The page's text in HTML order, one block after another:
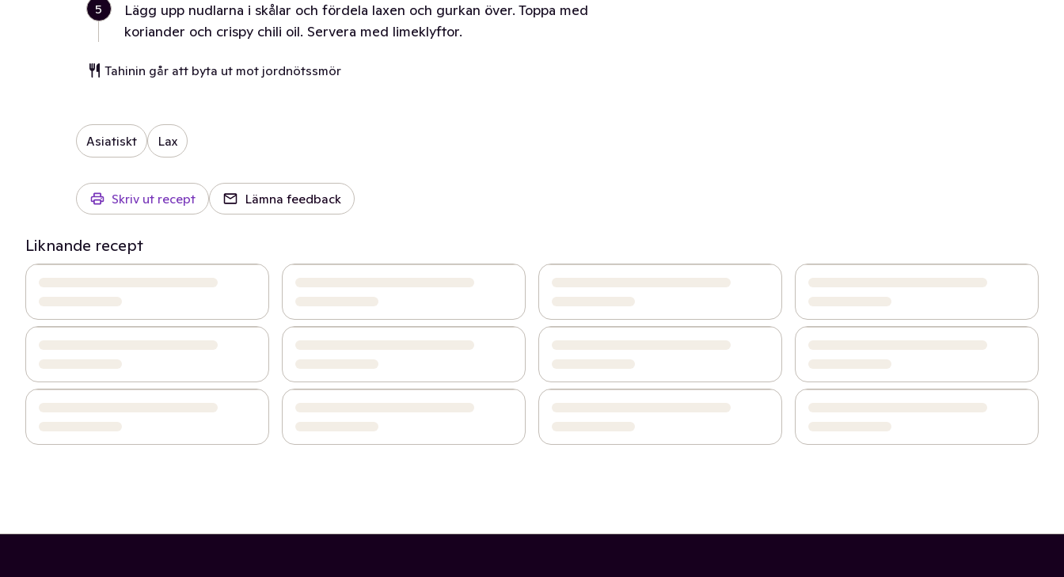
5
Lägg upp nudlarna i skålar och fördela laxen och gurkan över. Toppa med
koriander och crispy chili oil. Servera med limeklyftor.
Tahinin går att byta ut mot jordnötssmör
Asiatiskt Lax
Skriv ut recept Lämna feedback
Liknande recept